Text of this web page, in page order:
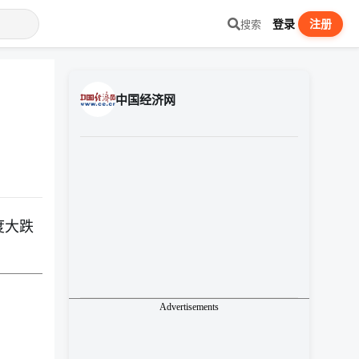
搜索 登录 注册
大跌
中国经济网
Advertisements